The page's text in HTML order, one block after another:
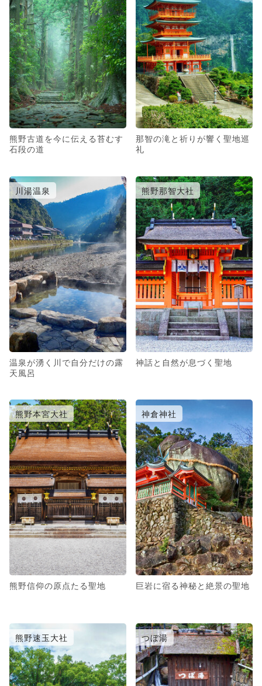
熊野古道を今に伝える苔むす
石段の道
那智の滝と祈りが響く聖地巡
礼
川湯温泉
温泉が湧く川で自分だけの露
天風呂
熊野那智大社
神話と自然が息づく聖地
熊野本宮大社
熊野信仰の原点たる聖地
神倉神社
巨岩に宿る神秘と絶景の聖地
熊野速玉大社 つぼ湯